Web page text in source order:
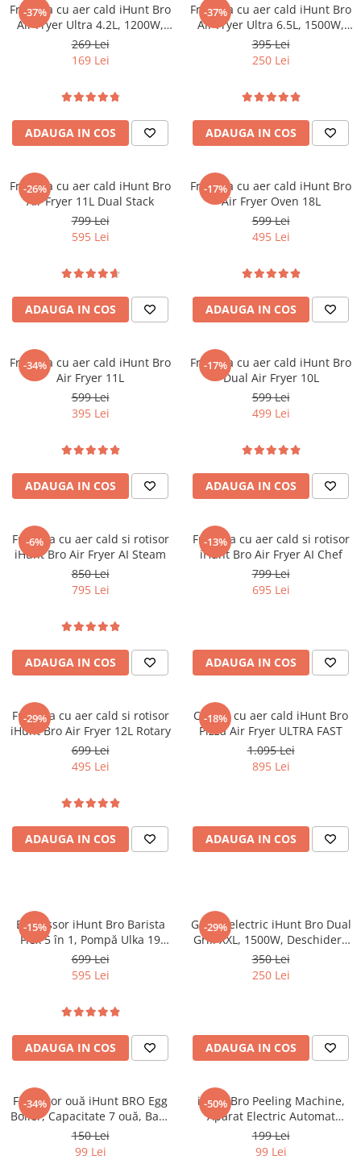
-37%
Friteuza cu aer cald iHunt Bro
Air Fryer Ultra 4.2L, 1200W,
Temperatura reglabila 80-200
°C, Ecran touch, 7 programe
269 Lei
169 Lei
ADAUGA IN COS
-37%
Friteuza cu aer cald iHunt Bro
Air Fryer Ultra 6.5L, 1500W,
Temperatura reglabila 80-200
°C, Ecran touch, 10 programe
395 Lei
250 Lei
ADAUGA IN COS
-26%
Friteuza cu aer cald iHunt Bro
Air Fryer 11L Dual Stack
799 Lei
595 Lei
ADAUGA IN COS
-17%
Friteuza cu aer cald iHunt Bro
Air Fryer Oven 18L
599 Lei
495 Lei
ADAUGA IN COS
-34%
Friteuza cu aer cald iHunt Bro
Air Fryer 11L
599 Lei
395 Lei
ADAUGA IN COS
-17%
Friteuza cu aer cald iHunt Bro
Dual Air Fryer 10L
599 Lei
499 Lei
ADAUGA IN COS
-6%
Friteuza cu aer cald si rotisor
iHunt Bro Air Fryer AI Steam
850 Lei
795 Lei
ADAUGA IN COS
-13%
Friteuza cu aer cald si rotisor
iHunt Bro Air Fryer AI Chef
799 Lei
695 Lei
ADAUGA IN COS
-29%
Friteuza cu aer cald si rotisor
iHunt Bro Air Fryer 12L Rotary
699 Lei
495 Lei
ADAUGA IN COS
-18%
Cuptor cu aer cald iHunt Bro
Pizza Air Fryer ULTRA FAST
1.095 Lei
895 Lei
ADAUGA IN COS
-15%
Espressor iHunt Bro Barista
Flex 5 în 1, Pompă Ulka 19
Bar, Rezervor Apa 1.2L, Ecran
Tactil, Sistem Încălzire
699 Lei
595 Lei
ADAUGA IN COS
-29%
Grătar electric iHunt Bro Dual
Grill XXL, 1500W, Deschidere
180°, Plăci detașabile
350 Lei
250 Lei
ADAUGA IN COS
-34%
Fierbător ouă iHunt BRO Egg
Boiler, Capacitate 7 ouă, Bază
Inox, Oprire Automată, Alertă
Sonoră, Tăvițe Non-stick, Fără
150 Lei
99 Lei
-50%
iHunt Bro Peeling Machine,
Aparat Electric Automat
pentru Decojit Fructe și
Legume, 6 Lame Inox, 50W,
199 Lei
99 Lei